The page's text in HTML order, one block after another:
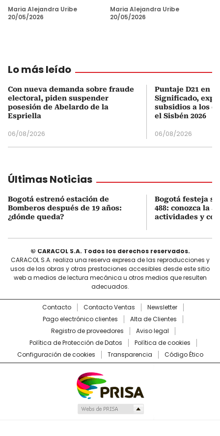
Maria Alejandra Uribe
20/05/2026
Maria Alejandra Uribe
20/05/2026
Lo más leído
Con nueva demanda sobre fraude
electoral, piden suspender
posesión de Abelardo de la
Espriella
06/08/2026
Puntaje D21 en
Significado,
subsidios a los
el Sisbén 2026
06/08/2026
Últimas Noticias
Bogotá estrenó estación de
Bomberos después de 19 años:
¿dónde queda?
Bogotá festeja
488: conozca la
actividades y
© CARACOL S.A. Todos los derechos reservados.
CARACOL S.A. realiza una reserva expresa de las reproducciones y
usos de las obras y otras prestaciones accesibles desde este sitio
web a medios de lectura mecánica u otros medios que resulten
adecuados.
Contacto Contacto Ventas
Newsletter
Pago electrónico clientes
Alta de Clientes
Registro de proveedores
Aviso legal
Política de Protección de Datos
Política de cookies
Configuración de cookies
Transparencia Código Ético